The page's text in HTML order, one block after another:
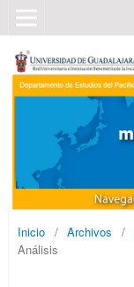
Inicio / Archivos /
Análisis